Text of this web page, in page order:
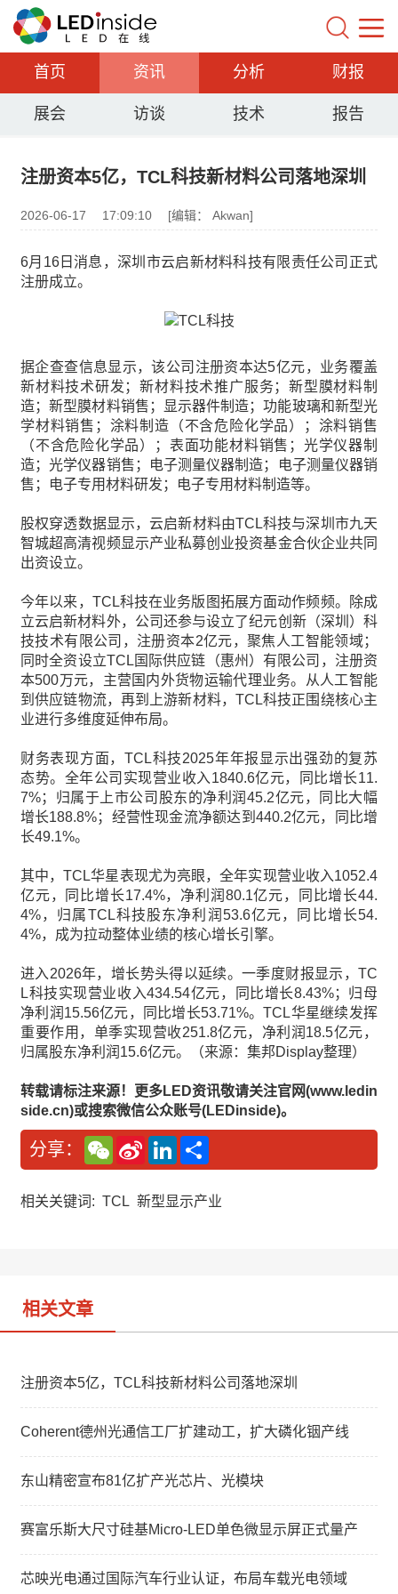
首页 资讯 分析 财报
展会 访谈 技术 报告
注册资本5亿，TCL科技新材料公司落地深圳
2026-06-17 17:09:10 [编辑： Akwan]
6月16日消息，深圳市云启新材料科技有限责任公司正式
注册成立。
据企查查信息显示，该公司注册资本达5亿元，业务覆盖
新材料技术研发；新材料技术推广服务；新型膜材料制
造；新型膜材料销售；显示器件制造；功能玻璃和新型光
学材料销售；涂料制造（不含危险化学品）；涂料销售
（不含危险化学品）；表面功能材料销售；光学仪器制
造；光学仪器销售；电子测量仪器制造；电子测量仪器销
售；电子专用材料研发；电子专用材料制造等。
股权穿透数据显示，云启新材料由TCL科技与深圳市九天
智城超高清视频显示产业私募创业投资基金合伙企业共同
出资设立。
今年以来，TCL科技在业务版图拓展方面动作频频。除成
立云启新材料外，公司还参与设立了纪元创新（深圳）科
技技术有限公司，注册资本2亿元，聚焦人工智能领域；
同时全资设立TCL国际供应链（惠州）有限公司，注册资
本500万元，主营国内外货物运输代理业务。从人工智能
到供应链物流，再到上游新材料，TCL科技正围绕核心主
业进行多维度延伸布局。
财务表现方面，TCL科技2025年年报显示出强劲的复苏
态势。全年公司实现营业收入1840.6亿元，同比增长11.
7%；归属于上市公司股东的净利润45.2亿元，同比大幅
增长188.8%；经营性现金流净额达到440.2亿元，同比增
长49.1%。
其中，TCL华星表现尤为亮眼，全年实现营业收入1052.4
亿元，同比增长17.4%，净利润80.1亿元，同比增长44.
4%，归属TCL科技股东净利润53.6亿元，同比增长54.
4%，成为拉动整体业绩的核心增长引擎。
进入2026年，增长势头得以延续。一季度财报显示，TC
L科技实现营业收入434.54亿元，同比增长8.43%；归母
净利润15.56亿元，同比增长53.71%。TCL华星继续发挥
重要作用，单季实现营收251.8亿元，净利润18.5亿元，
归属股东净利润15.6亿元。（来源：集邦Display整理）
转载请标注来源！更多LED资讯敬请关注官网(www.ledin
side.cn)或搜索微信公众账号(LEDinside)。
分享：
W
e
C
a
S
n
W
L
n
e
相关关键词: TCL 新型显示产业
相关文章
注册资本5亿，TCL科技新材料公司落地深圳
Coherent德州光通信工厂扩建动工，扩大磷化铟产线
东山精密宣布81亿扩产光芯片、光模块
赛富乐斯大尺寸硅基Micro-LED单色微显示屏正式量产
芯映光电通过国际汽车行业认证，布局车载光电领域